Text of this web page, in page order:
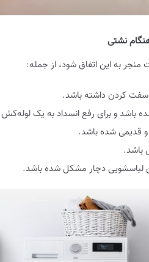
به این اتفاق شود، از جمله:
کردن داشته باشد.
و برای رفع انسداد به یک لوله‌کش
قدیمی شده باشد.
باشد.
لباسشویی دچار مشکل شده باشد.